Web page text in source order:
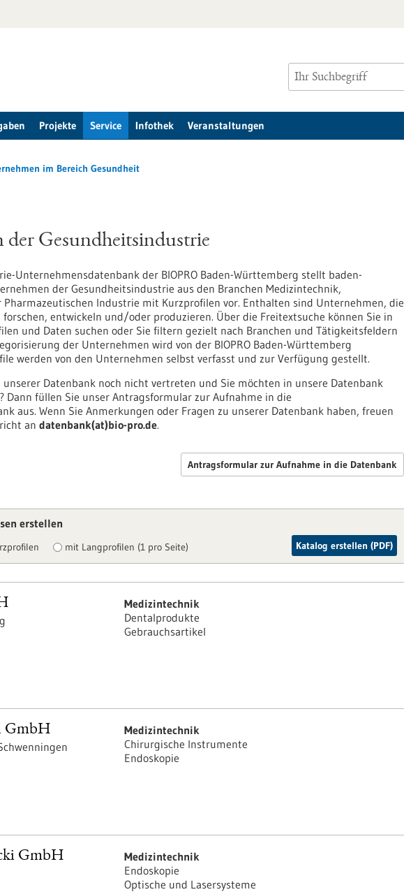
Projekte Service Infothek Veranstaltungen
im Bereich Gesundheit
der Gesundheitsindustrie
Unternehmensdatenbank der BIOPRO Baden-Württemberg stellt baden-
der Gesundheitsindustrie aus den Branchen Medizintechnik,
Pharmazeutischen Industrie mit Kurzprofilen vor. Enthalten sind Unternehmen, die
entwickeln und/oder produzieren. Über die Freitextsuche können Sie in
und Daten suchen oder Sie filtern gezielt nach Branchen und Tätigkeitsfeldern
der Unternehmen wird von der BIOPRO Baden-Württemberg
werden von den Unternehmen selbst verfasst und zur Verfügung gestellt.
Datenbank noch nicht vertreten und Sie möchten in unsere Datenbank
Dann füllen Sie unser Antragsformular zur Aufnahme in die
aus. Wenn Sie Anmerkungen oder Fragen zu unserer Datenbank haben, freuen
an datenbank(at)bio-pro.de.
Antragsformular zur Aufnahme in die Datenbank
erstellen
mit Langprofilen (1 pro Seite) Katalog erstellen (PDF)
Medizintechnik
Dentalprodukte
Gebrauchsartikel
GmbH
Medizintechnik
Chirurgische Instrumente
Endoskopie
GmbH
Medizintechnik
Endoskopie
Optische und Lasersysteme